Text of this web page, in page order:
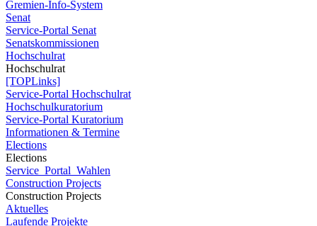
Gremien-Info-System
Senat
Service-Portal Senat
Senatskommissionen
Hochschulrat
Hochschulrat
[TOPLinks]
Service-Portal Hochschulrat
Hochschulkuratorium
Service-Portal Kuratorium
Informationen & Termine
Elections
Elections
Service_Portal_Wahlen
Construction Projects
Construction Projects
Aktuelles
Laufende Projekte